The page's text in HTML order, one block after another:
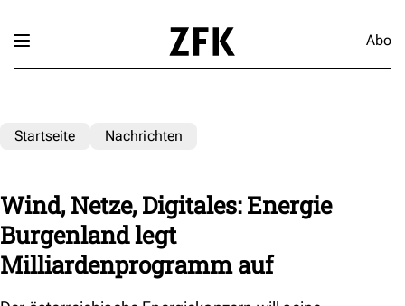
Abo
Startseite Nachrichten
Wind, Netze, Digitales: Energie
Burgenland legt
Milliardenprogramm auf